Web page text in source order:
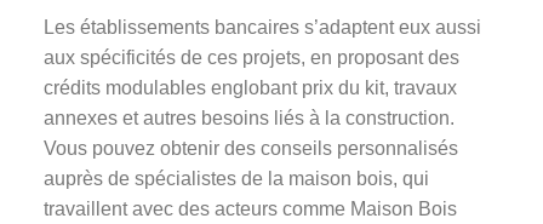
Les établissements bancaires s’adaptent eux aussi
aux spécificités de ces projets, en proposant des
crédits modulables englobant prix du kit, travaux
annexes et autres besoins liés à la construction.
Vous pouvez obtenir des conseils personnalisés
auprès de spécialistes de la maison bois, qui
travaillent avec des acteurs comme Maison Bois